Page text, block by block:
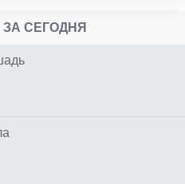
СЕГОДНЯ